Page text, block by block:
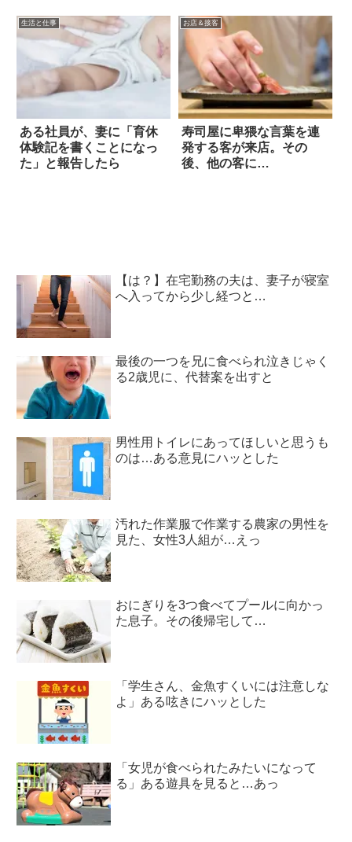
生活と仕事
ある社員が、妻に「育休
体験記を書くことになっ
た」と報告したら
お店＆接客
寿司屋に卑猥な言葉を連
発する客が来店。その
後、他の客に…
【は？】在宅勤務の夫は、妻子が寝室
へ入ってから少し経つと…
最後の一つを兄に食べられ泣きじゃく
る2歳児に、代替案を出すと
男性用トイレにあってほしいと思うも
のは…ある意見にハッとした
汚れた作業服で作業する農家の男性を
見た、女性3人組が…えっ
おにぎりを3つ食べてプールに向かっ
た息子。その後帰宅して…
「学生さん、金魚すくいには注意しな
よ」ある呟きにハッとした
「女児が食べられたみたいになって
る」ある遊具を見ると…あっ